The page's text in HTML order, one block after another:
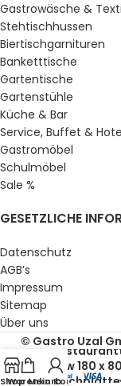
Gastrowäsche &
Stehtischhussen
Biertischgarnituren
Banketttische
Gartentische
Gartenstühle
Küche & Bar
Service, Buffet &
Gastromöbel
Schulmöbel
Sale %
GESETZLICHE
Datenschutz
AGB’s
Impressum
Sitemap
Über uns
© Gastro Uzal
Shop
Warenkorb
Mein Konto
Low 180 x
Tischplatte